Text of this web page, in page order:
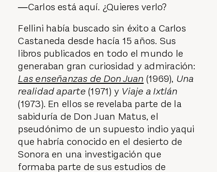
―Carlos está aquí. ¿Quieres verlo?
Fellini había buscado sin éxito a Carlos
Castaneda desde hacía 15 años. Sus
libros publicados en todo el mundo le
generaban gran curiosidad y admiración:
Las enseñanzas de Don Juan (1969), Una
realidad aparte (1971) y Viaje a Ixtlán
(1973). En ellos se revelaba parte de la
sabiduría de Don Juan Matus, el
pseudónimo de un supuesto indio yaqui
que habría conocido en el desierto de
Sonora en una investigación que
formaba parte de sus estudios de